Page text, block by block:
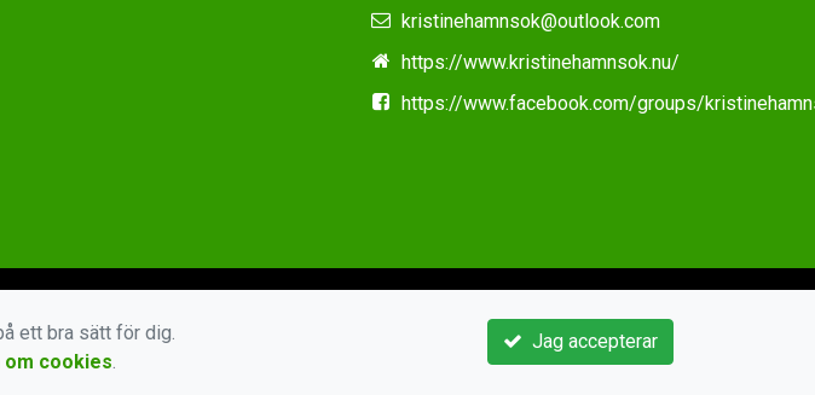
kristinehamnsok@outlook.com
https://www.kristinehamnsok.nu/
https://www.facebook.com/groups/
Jag accepterar
ett bra sätt för dig.
cookies.